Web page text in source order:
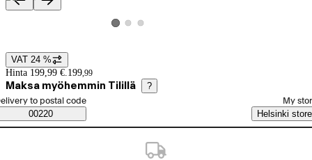
Product images and videos
View product image 1
View product image 2
View product image 3
Price details
VAT 24 %
Hinta 199,99 €. 199,99
Maksa myöhemmin Tilillä ?
Saatavuustiedot
order method
to postal code
00220
My
Helsinki store